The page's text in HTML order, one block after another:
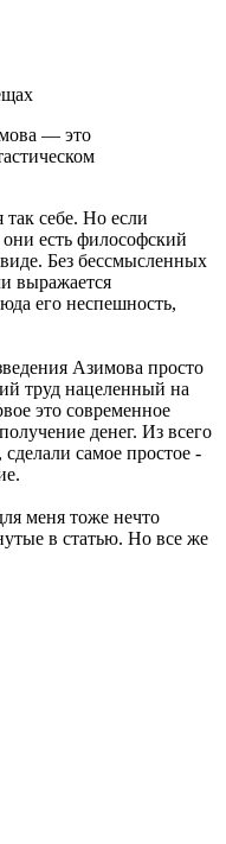
— это
себе. Но если
они есть философский
Без бессмысленных
выражается
его неспешность,
Азимова просто
труд нацеленный на
это современное
денег. Из всего
самое простое -
меня тоже нечто
в статью. Но все же